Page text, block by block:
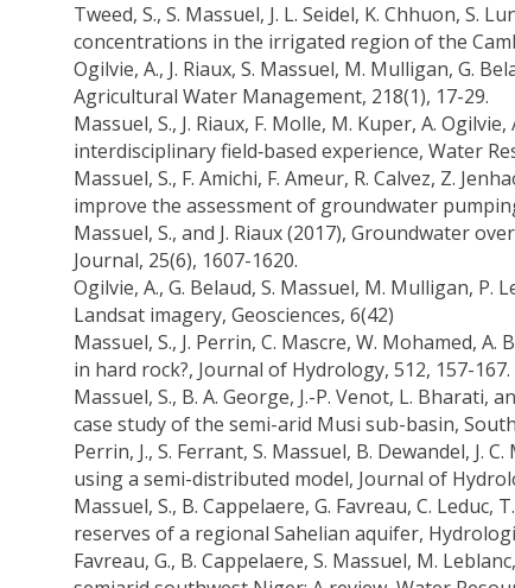
Tweed, S., S. Massuel, J. L. Seidel, K. Chhuon, S.
concentrations in the irrigated region of the
Ogilvie, A., J. Riaux, S. Massuel, M. Mulligan, G.
Agricultural Water Management, 218(1), 17-29.
Massuel, S., J. Riaux, F. Molle, M. Kuper, A.
interdisciplinary field‐based experience, Water
Massuel, S., F. Amichi, F. Ameur, R. Calvez, Z.
improve the assessment of groundwater
Massuel, S., and J. Riaux (2017), Groundwater
Journal, 25(6), 1607-1620.
Ogilvie, A., G. Belaud, S. Massuel, M. Mulligan,
Landsat imagery, Geosciences, 6(42)
Massuel, S., J. Perrin, C. Mascre, W. Mohamed,
in hard rock?, Journal of Hydrology, 512, 157-167.
Massuel, S., B. A. George, J.-P. Venot, L.
case study of the semi-arid Musi sub-basin,
Perrin, J., S. Ferrant, S. Massuel, B. Dewandel, J.
using a semi-distributed model, Journal of
Massuel, S., B. Cappelaere, G. Favreau, C.
reserves of a regional Sahelian aquifer,
Favreau, G., B. Cappelaere, S. Massuel, M.